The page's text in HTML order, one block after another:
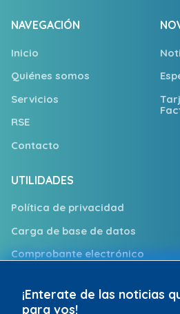
NAVEGACIÓN
Inicio
Quiénes somos
Servicios
RSE
Contacto
UTILIDADES
Política de privacidad
Carga de base de datos
Comprobante electrónico
Puntos de Atención
¡Enterate de las noticias
para vos!